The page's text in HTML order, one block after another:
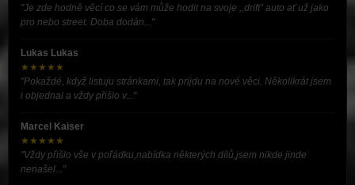
"Je zde hodně věcí co se vám může hodit na svoje ,,drift” auto ať už jako
pro nebo street. Doba dodán..."
Lukas Lukas
★★★★★
"Pokaždé, když listuju stránkami, tak prijdu na nové věci. Několikrát jsem
i objednal a vždy přišlo v..."
Marcel Kaiser
★★★★★
"Vždy přišlo vše v pořádku,nabídka některých dílů,jsem nikde jinde
nenašel..."